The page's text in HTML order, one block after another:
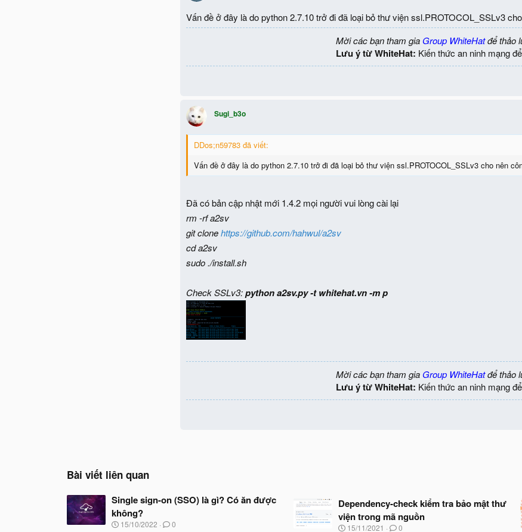
Vấn đề ở đây là do python 2.7.10 trở đi đã loại bỏ thư viện ssl.PROTOCOL_SSLv3
Mời các bạn tham gia Group WhiteHatđể thảo
Lưu ý từ WhiteHat: Kiến thức an ninh mạng
Sugi_b3o
DDos;n59783 đã viết:
Vấn đề ở đây là do python 2.7.10 trở đi đã loại bỏ thư viện ssl.PROTOCOL_SSLv3 cho nên
Đã có bản cập nhật mới 1.4.2 mọi người vui lòng cài lại
rm -rf a2sv
git clonehttps://github.com/hahwul/a2sv
cd a2sv
sudo ./install.sh
Check SSLv3:python a2sv.py -t whitehat.vn -m p
Mời các bạn tham gia Group WhiteHatđể thảo
Lưu ý từ WhiteHat: Kiến thức an ninh mạng
Bài viết liên quan
Single sign-on (SSO) là gì? Có ăn được
không?
N
15/10/2022 0
Dependency-check kiểm tra bảo mật thư
viện trong mã nguồn
N
15/11/2021 0